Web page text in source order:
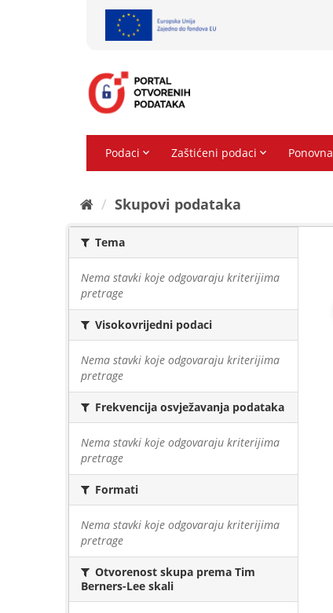
Skupovi podаtаkа
Tema
Nema stavki koje odgovaraju kriterijima
pretrage
Visokovrijedni podaci
Nema stavki koje odgovaraju kriterijima
pretrage
Frekvencija osvježavanja podataka
Nema stavki koje odgovaraju kriterijima
pretrage
Formati
Nema stavki koje odgovaraju kriterijima
pretrage
Otvorenost skupa prema Tim
Berners-Lee skali